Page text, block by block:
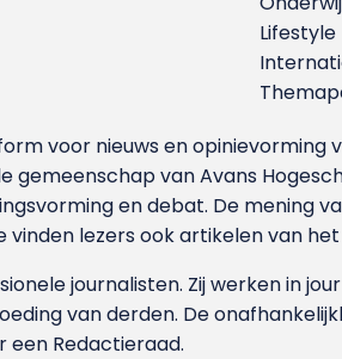
Lifestyle
voor nieuws en
gemeenschap van Avans
en debat. De mening
vinden lezers ook artikelen van
journalisten. Zij werken in
van derden. De
Redactieraad.